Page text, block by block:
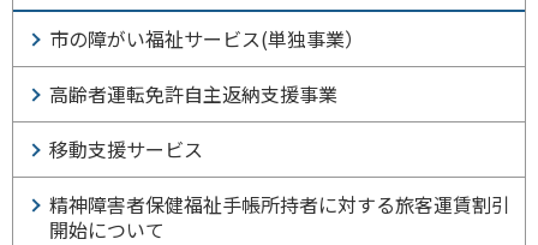
市の障がい福祉サービス(単独事業）
高齢者運転免許自主返納支援事業
移動支援サービス
精神障害者保健福祉手帳所持者に対する旅客運賃割引
開始について